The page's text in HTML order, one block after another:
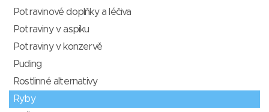
Potravinové doplňky a léčiva
Potraviny v aspiku
Potraviny v konzervě
Puding
Rostlinné alternativy
Ryby